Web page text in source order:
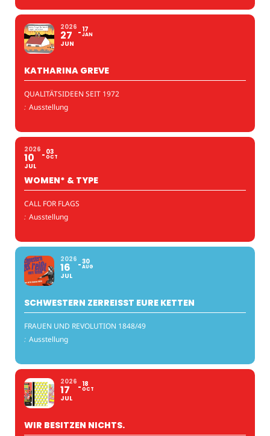
2026
27
JUN
17
JAN
KATHARINA GREVE
QUALITÄTSIDEEN SEIT 1972
: Ausstellung
2026
10
JUL
03
OCT
WOMEN* & TYPE
CALL FOR FLAGS
: Ausstellung
2026
16
JUL
30
AUG
SCHWESTERN ZERREISST EURE KETTEN
FRAUEN UND REVOLUTION 1848/49
: Ausstellung
2026
17
JUL
18
OCT
WIR BESITZEN NICHTS.